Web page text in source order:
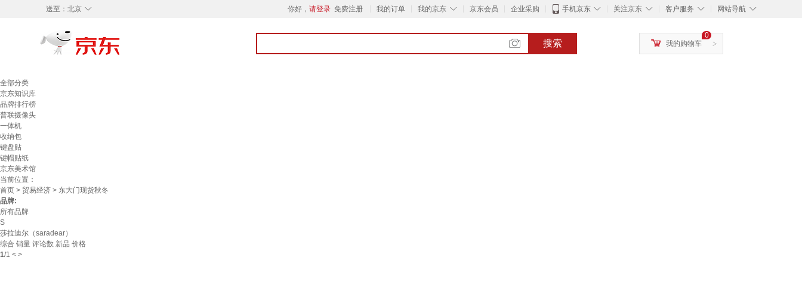
◇
送至： 北京 你好， 请登录 免费注册 我的订单 ◇
我的京东 京东会员 企业采购 ◇
手机京东 ◇
关注京东 ◇
客户服务 ◇
网站导航
搜索 >
0
我的购物车
全部分类
京东知识库
品牌排行榜
普联摄像头
一体机
收纳包
键盘贴
键帽贴纸
京东美术馆
当前位置：
首页 > 贸易经济 > 东大门现货秋冬
品牌:
所有品牌
S
莎拉迪尔（saradear）
综合 销量 评论数 新品 价格
1/1 < >